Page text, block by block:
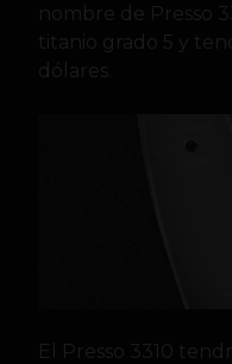
nombre de Presso
titanio grado 5 y
dólares.
El Presso 3310